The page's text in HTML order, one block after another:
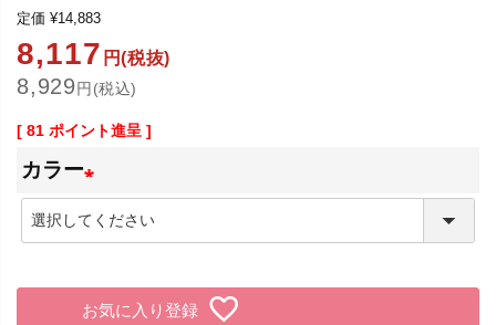
定価 ¥14,883
8,117 円(税抜)
8,929円(税込)
[ 81 ポイント進呈 ]
カラー
(
須
お気に入り登録